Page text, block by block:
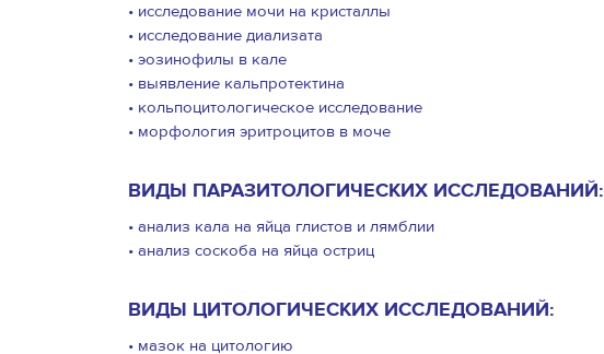
• исследование мочи на кристаллы
• исследование диализата
• эозинофилы в кале
• выявление кальпротектина
• кольпоцитологическое исследование
• морфология эритроцитов в моче
ВИДЫ ПАРАЗИТОЛОГИЧЕСКИХ ИССЛЕДОВАНИЙ:
• анализ кала на яйца глистов и лямблии
• анализ соскоба на яйца остриц
ВИДЫ ЦИТОЛОГИЧЕСКИХ ИССЛЕДОВАНИЙ:
• мазок на цитологию